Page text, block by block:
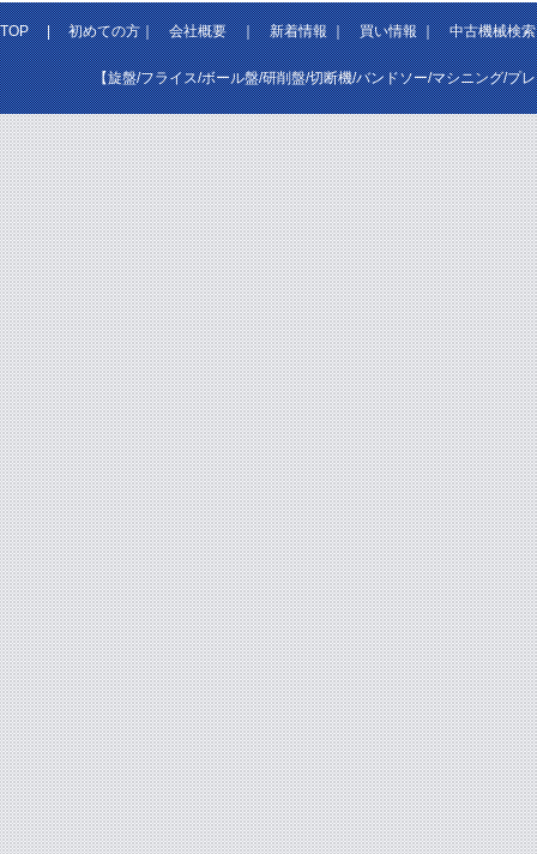
TOP|初めての方｜会社概要｜新着情報｜買い情報｜中古機械検索
【旋盤/フライス/ボール盤/研削盤/切断機/バンドソー/マシニング/プ